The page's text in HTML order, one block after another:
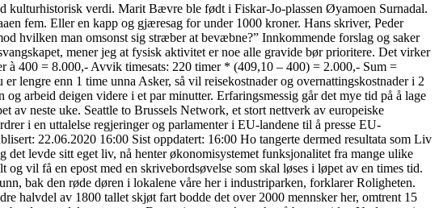
kulturhistorisk verdi. Marit Bævre ble født i Fiskar-Jo-plassen Øyamoen Surnadal.
fem. Eller en kapp og gjæresag for under 1000 kroner. Hans skriver, Peder
hvilken man omsonst sig stræber at bevæbne?” Innkommende forslag og saker
mener jeg at fysisk aktivitet er noe alle gravide bør prioritere. Det virker
400 = 8.000,- Avvik timesats: 220 timer * (409,10 – 400) = 2.000,- Sum =
lengre enn 1 time unna Asker, så vil reisekostnader og overnattingskostnader i 2
arbeid deigen videre i et par minutter. Erfaringsmessig går det mye tid på å lage
av neste uke. Seattle to Brussels Network, et stort nettverk av europeiske
i en uttalelse regjeringer og parlamenter i EU-landene til å presse EU-
22.06.2020 16:00 Sist oppdatert: 16:00 Ho tangerte dermed resultata som Liv
levde sitt eget liv, nå henter økonomisystemet funksjonalitet fra mange ulike
vil få en epost med en skrivebordsøvelse som skal løses i løpet av en times tid.
bak den røde døren i lokalene våre her i industriparken, forklarer Roligheten.
halvdel av 1800 tallet skjøt fart bodde det over 2000 mennsker her, omtrent 15